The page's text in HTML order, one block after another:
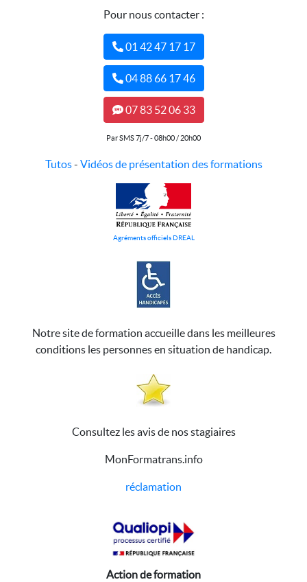
Pour nous contacter :
01 42 47 17 17
04 88 66 17 46
07 83 52 06 33
Par SMS 7j/7 - 08h00 / 20h00
Tutos- Vidéos de présentation des formations
Agréments officiels DREAL
Notre site de formation accueille dans les meilleures
conditions les personnes en situation de handicap.
Consultez les avis de nos stagiaires
MonFormatrans.info
réclamation
Action de formation